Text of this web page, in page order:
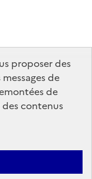
proposer des
de
de
contenus
générale de